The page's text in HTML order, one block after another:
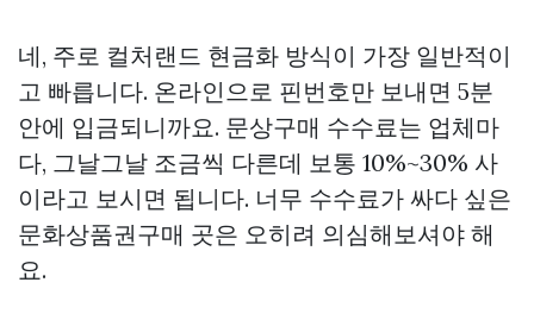
네, 주로 컬처랜드 현금화 방식이 가장 일반적이
고 빠릅니다. 온라인으로 핀번호만 보내면 5분
안에 입금되니까요. 문상구매 수수료는 업체마
다, 그날그날 조금씩 다른데 보통 10%~30% 사
이라고 보시면 됩니다. 너무 수수료가 싸다 싶은
문화상품권구매 곳은 오히려 의심해보셔야 해
요.